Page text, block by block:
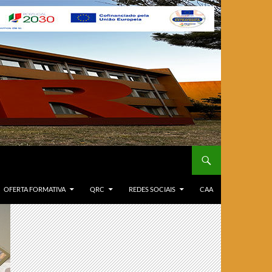
OFERTA FORMATIVA QRC REDES SOCIAIS CAA